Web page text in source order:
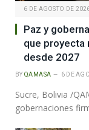
6 DE AGOSTO DE
Paz y
que proyecta
desde 2027
BY QAMASA 6 DE
Sucre, Bolivia /
gobernaciones